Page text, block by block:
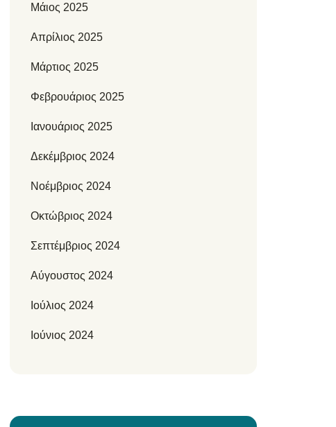
Μάιος 2025
Απρίλιος 2025
Μάρτιος 2025
Φεβρουάριος 2025
Ιανουάριος 2025
Δεκέμβριος 2024
Νοέμβριος 2024
Οκτώβριος 2024
Σεπτέμβριος 2024
Αύγουστος 2024
Ιούλιος 2024
Ιούνιος 2024